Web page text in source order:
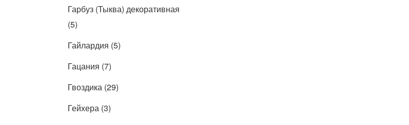
Гарбуз (Тыква) декоративная
(5)
Гайлардия (5)
Гацания (7)
Гвоздика (29)
Гейхера (3)